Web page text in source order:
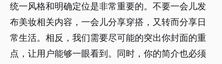
统一风格和明确定位是非常重要的。不要一会儿发
布美妆相关内容，一会儿分享穿搭，又转而分享日
常生活。相反，我们需要尽可能的突出你封面的重
点，让用户能够一眼看到。同时，你的简介也必须